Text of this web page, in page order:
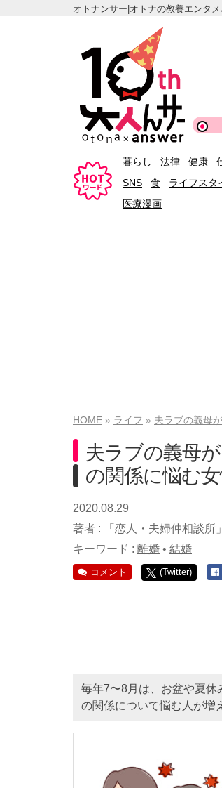
オトナンサー|オトナの教養エンタ
暮らし 法律 健康
SNS
食 ライフスタ
医療漫画
HOME ライフ 夫ラブの義母
夫ラブの義母
の関係に悩む
2020.08.29
著者 :
「恋人・夫婦仲相談所
キーワード : 離婚 • 結婚
コメント (Twitter)
毎年7〜8月は、お盆や夏休
の関係について悩む人が増